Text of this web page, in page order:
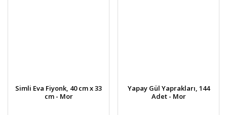
Simli Eva Fiyonk, 40 cm x 33
cm - Mor
Yapay Gül Yaprakları, 144
Adet - Mor